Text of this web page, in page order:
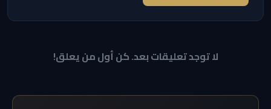
لا توجد تعليقات بعد. كن أول من يعلق!